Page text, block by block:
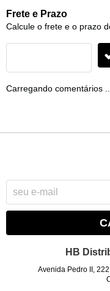
Frete e Prazo
Calcule o frete e o prazo
Carregando comentários ...
HB
Avenida Pedro II, 222